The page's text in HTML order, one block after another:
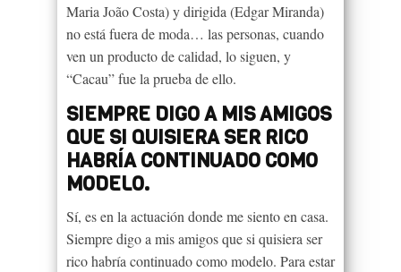
Maria João Costa) y dirigida (Edgar Miranda)
no está fuera de moda… las personas, cuando
ven un producto de calidad, lo siguen, y
“Cacau” fue la prueba de ello.
SIEMPRE DIGO A MIS AMIGOS
QUE SI QUISIERA SER RICO
HABRÍA CONTINUADO COMO
MODELO.
Sí, es en la actuación donde me siento en casa.
Siempre digo a mis amigos que si quisiera ser
rico habría continuado como modelo. Para estar